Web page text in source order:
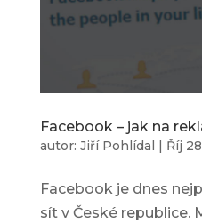
Facebook – jak na
autor: Jiří Pohlídal | Říj
Facebook je dnes
sít v České republice.